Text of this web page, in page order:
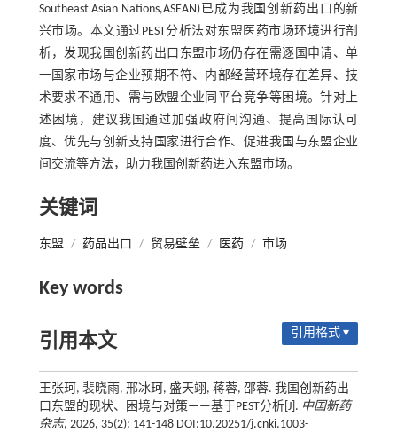
Southeast Asian Nations,ASEAN)已成为我国创新药出口的新
兴市场。本文通过PEST分析法对东盟医药市场环境进行剖
析，发现我国创新药出口东盟市场仍存在需逐国申请、单
一国家市场与企业预期不符、内部经营环境存在差异、技
术要求不通用、需与欧盟企业同平台竞争等困境。针对上
述困境，建议我国通过加强政府间沟通、提高国际认可
度、优先与创新支持国家进行合作、促进我国与东盟企业
间交流等方法，助力我国创新药进入东盟市场。
关键词
东盟 / 药品出口 / 贸易壁垒 / 医药 / 市场
Key words
引用本文 引用格式 ▾
王张珂, 裴晓雨, 邢冰珂, 盛天翊, 蒋蓉, 邵蓉. 我国创新药出
口东盟的现状、困境与对策——基于PEST分析[J]. 中国新药
杂志, 2026, 35(2): 141-148 DOI:10.20251/j.cnki.1003-